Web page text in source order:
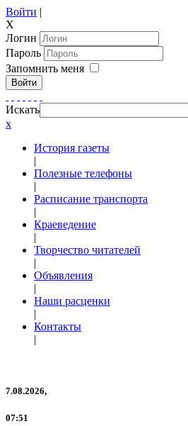
Войти |
X
Логин
Пароль
Запомнить меня
Войти
Искать
x
История газеты
|
Полезные телефоны
|
Расписание транспорта
|
Краеведение
|
Творчество читателей
|
Объявления
|
Наши расценки
|
Контакты
|
7.08.2026,
07:51